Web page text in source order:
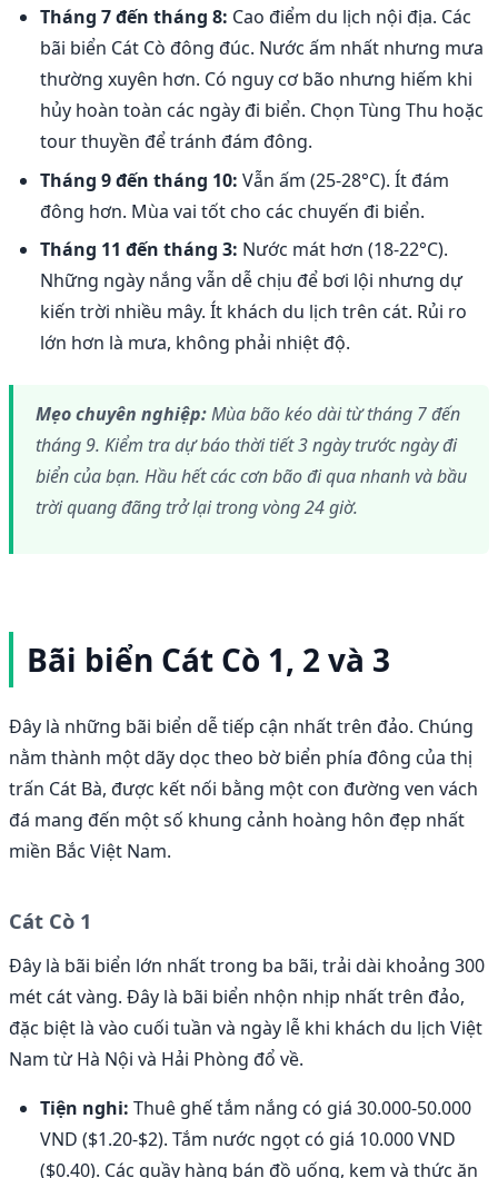
Tháng 7 đến tháng 8: Cao điểm du lịch nội địa. Các
bãi biển Cát Cò đông đúc. Nước ấm nhất nhưng mưa
thường xuyên hơn. Có nguy cơ bão nhưng hiếm khi
hủy hoàn toàn các ngày đi biển. Chọn Tùng Thu hoặc
tour thuyền để tránh đám đông.
Tháng 9 đến tháng 10: Vẫn ấm (25-28°C). Ít đám
đông hơn. Mùa vai tốt cho các chuyến đi biển.
Tháng 11 đến tháng 3: Nước mát hơn (18-22°C).
Những ngày nắng vẫn dễ chịu để bơi lội nhưng dự
kiến trời nhiều mây. Ít khách du lịch trên cát. Rủi ro
lớn hơn là mưa, không phải nhiệt độ.
Mẹo chuyên nghiệp:Mùa bão kéo dài từ tháng 7 đến
tháng 9. Kiểm tra dự báo thời tiết 3 ngày trước ngày đi
biển của bạn. Hầu hết các cơn bão đi qua nhanh và bầu
trời quang đãng trở lại trong vòng 24 giờ.
Bãi biển Cát Cò 1, 2 và 3
Đây là những bãi biển dễ tiếp cận nhất trên đảo. Chúng
nằm thành một dãy dọc theo bờ biển phía đông của thị
trấn Cát Bà, được kết nối bằng một con đường ven vách
đá mang đến một số khung cảnh hoàng hôn đẹp nhất
miền Bắc Việt Nam.
Cát Cò 1
Đây là bãi biển lớn nhất trong ba bãi, trải dài khoảng 300
mét cát vàng. Đây là bãi biển nhộn nhịp nhất trên đảo,
đặc biệt là vào cuối tuần và ngày lễ khi khách du lịch Việt
Nam từ Hà Nội và Hải Phòng đổ về.
Tiện nghi: Thuê ghế tắm nắng có giá 30.000-50.000
VND ($1.20-$2). Tắm nước ngọt có giá 10.000 VND
($0.40). Các quầy hàng bán đồ uống, kem và thức ăn